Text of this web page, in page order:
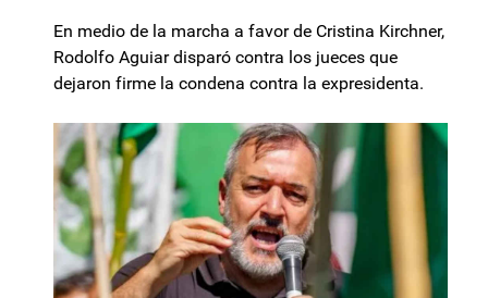
En medio de la marcha a favor de Cristina Kirchner,
Rodolfo Aguiar disparó contra los jueces que
dejaron firme la condena contra la expresidenta.